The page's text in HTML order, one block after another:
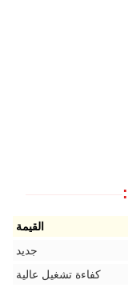
القيمة
جديد
كفاءة تشغيل عالية